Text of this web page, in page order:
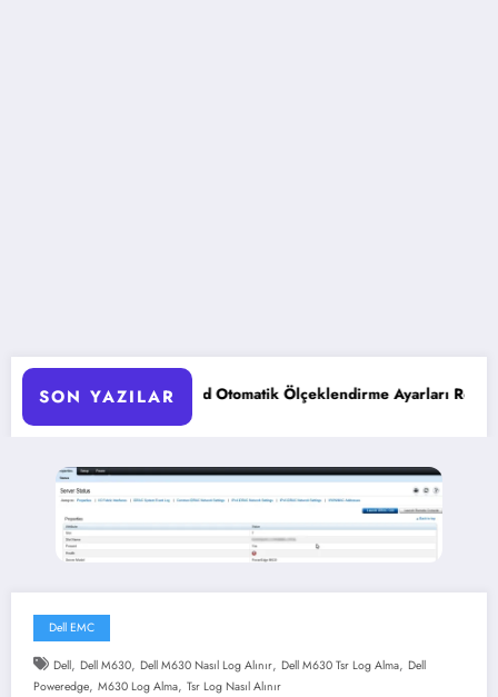
SON YAZILAR
AKS Pod Otomatik Ölçeklendirme Ayarları Rehberi
Dell EMC
Dell, Dell M630, Dell M630 Nasıl Log Alınır, Dell M630 Tsr Log Alma, Dell
Poweredge, M630 Log Alma, Tsr Log Nasıl Alınır